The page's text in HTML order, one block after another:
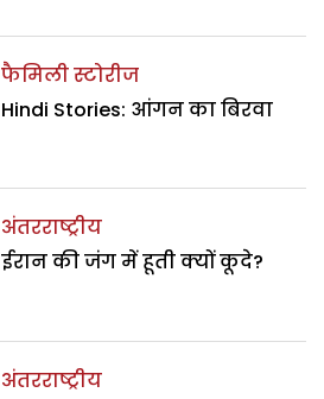
फैमिली स्टोरीज
Hindi Stories: आंगन का बिरवा
अंतरराष्ट्रीय
ईरान की जंग में हूती क्यों कूदे?
अंतरराष्ट्रीय